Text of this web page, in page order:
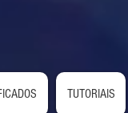
TUTORIAIS